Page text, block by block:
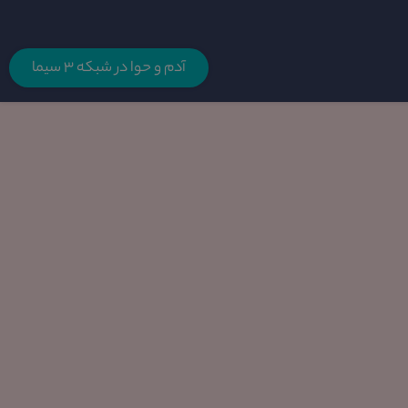
آدم و حوا در شبکه 3 سیما